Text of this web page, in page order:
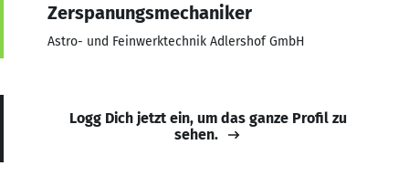
Zerspanungsmechaniker
Astro- und Feinwerktechnik Adlershof GmbH
Logg Dich jetzt ein, um das ganze Profil zu
sehen.